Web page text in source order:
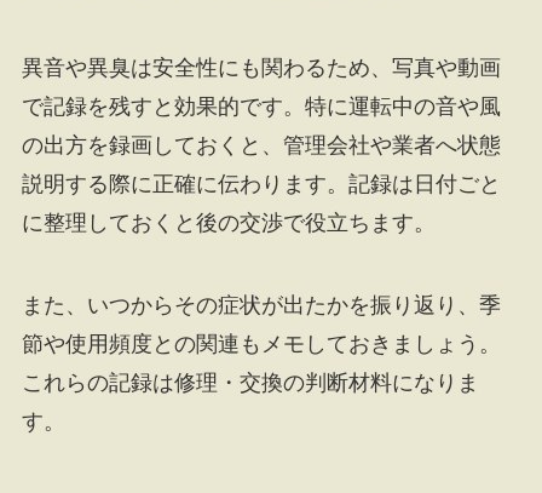
異音や異臭は安全性にも関わるため、写真や動画
で記録を残すと効果的です。特に運転中の音や風
の出方を録画しておくと、管理会社や業者へ状態
説明する際に正確に伝わります。記録は日付ごと
に整理しておくと後の交渉で役立ちます。
また、いつからその症状が出たかを振り返り、季
節や使用頻度との関連もメモしておきましょう。
これらの記録は修理・交換の判断材料になりま
す。